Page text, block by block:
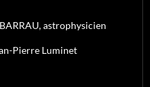
astrophysicien
Pierre Luminet